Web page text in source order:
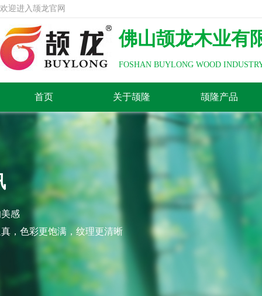
欢迎进入颉龙官网
佛山颉龙木业有
FOSHAN BUYLONG WOOD
首页 关于颉隆 颉隆产品
感
，色彩更饱满，纹理更清晰